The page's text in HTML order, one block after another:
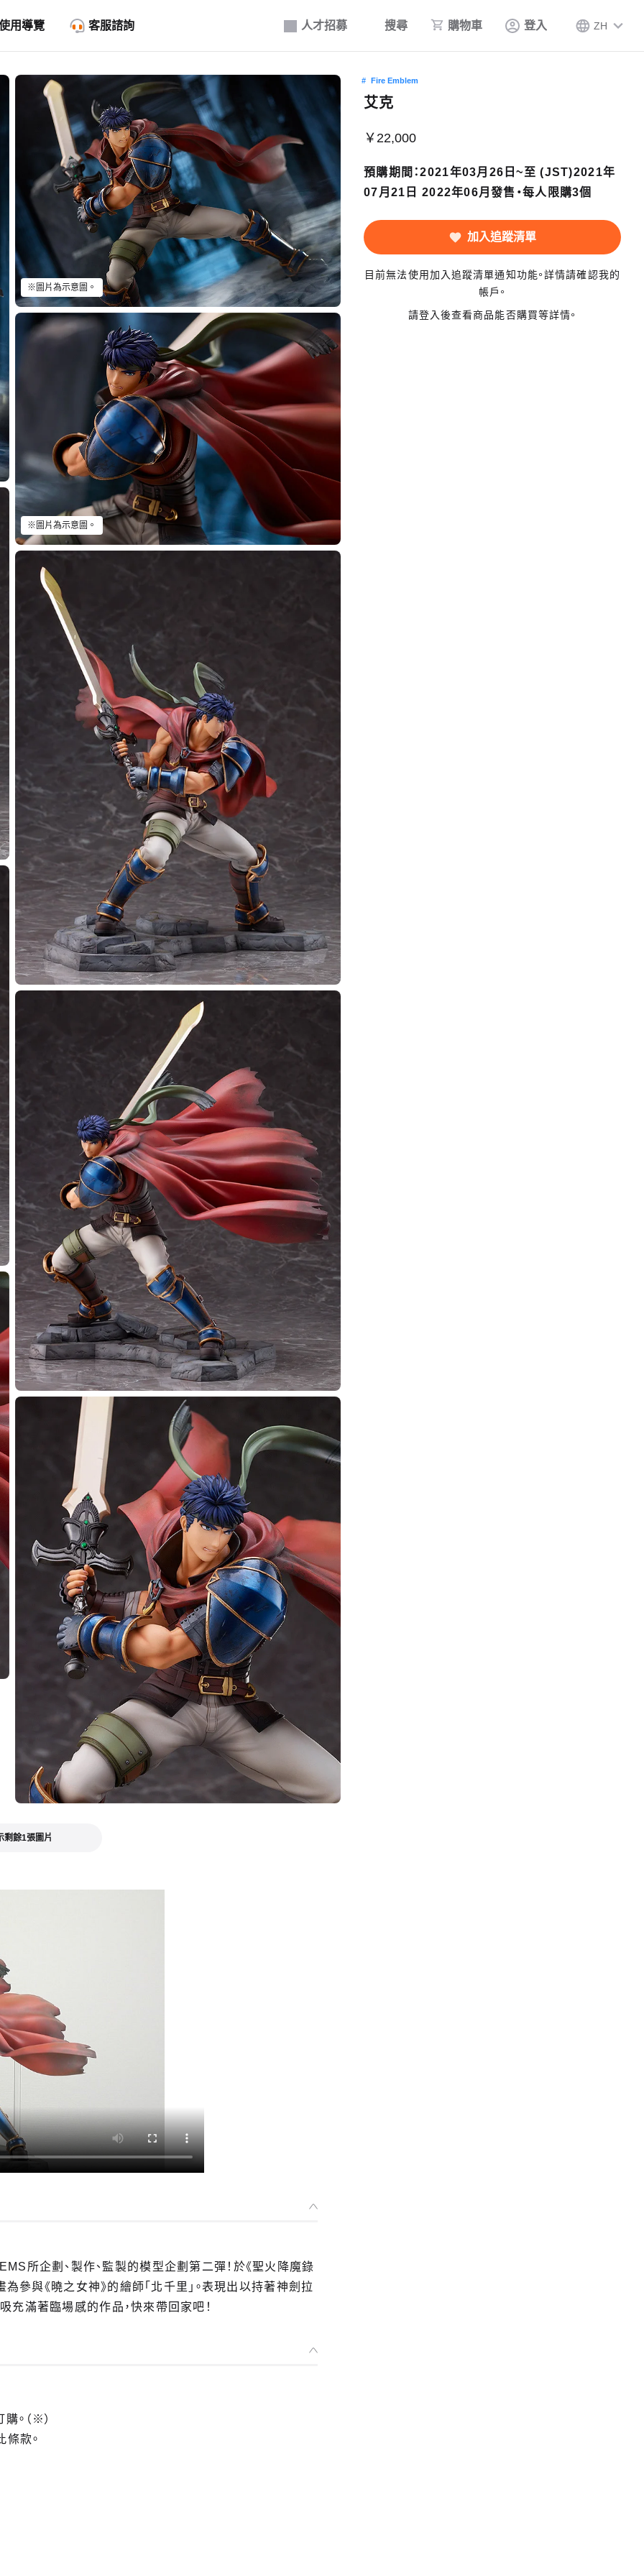
人才招募 搜尋 購物車 登入 ZH
用導覽 客服諮詢
※圖片為示意圖。
※圖片為示意圖。
剩餘1張圖片
Fire Emblem
艾克
￥22,000
預購期間：2021年03月26日~至 (JST)2021年
07月21日 2022年06月發售・每人限購3個
加入追蹤清單
目前無法使用加入追蹤清單通知功能。詳情請確認我的
帳戶。
請登入後查看商品能否購買等詳情。
所企劃、製作、監製的模型企劃第二彈！於《聖火降魔錄
參與《曉之女神》的繪師「北千里」。表現出以持著神劍拉
充滿著臨場感的作品，快來帶回家吧！
。（※）
款。